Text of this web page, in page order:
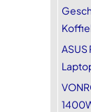
ASUS